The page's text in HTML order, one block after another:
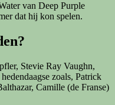
van Deep Purple
dat hij kon spelen.
Stevie Ray Vaughn,
zoals, Patrick
Camille (de Franse)